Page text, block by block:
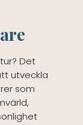
Det
utveckla
som